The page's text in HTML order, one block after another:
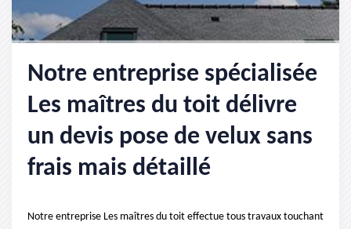
Notre entreprise spécialisée
Les maîtres du toit délivre
un devis pose de velux sans
frais mais détaillé
Notre entreprise Les maîtres du toit effectue tous travaux touchant